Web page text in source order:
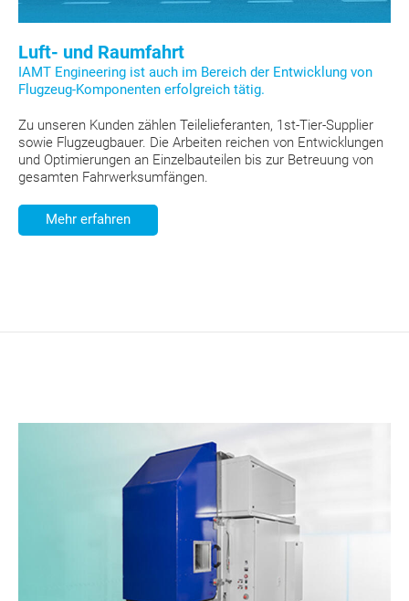
Luft- und Raumfahrt
IAMT Engineering ist auch im Bereich der Entwicklung von
Flugzeug-Komponenten erfolgreich tätig.
Zu unseren Kunden zählen Teilelieferanten, 1st-Tier-Supplier
sowie Flugzeugbauer. Die Arbeiten reichen von Entwicklungen
und Optimierungen an Einzelbauteilen bis zur Betreuung von
gesamten Fahrwerksumfängen.
Mehr erfahren